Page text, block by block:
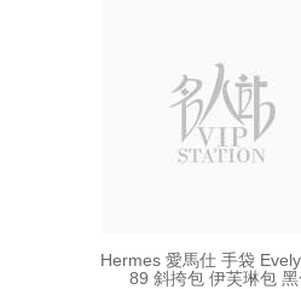
Hermes 愛馬仕 手袋
89 斜挎包 伊芙琳包